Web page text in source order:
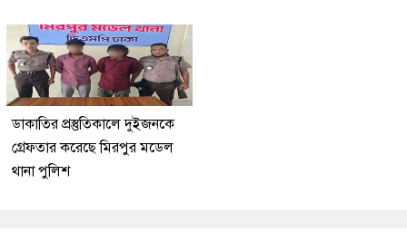
ডাকাতির প্রস্তুতিকালে দুইজনকে
গ্রেফতার করেছে মিরপুর মডেল
থানা পুলিশ